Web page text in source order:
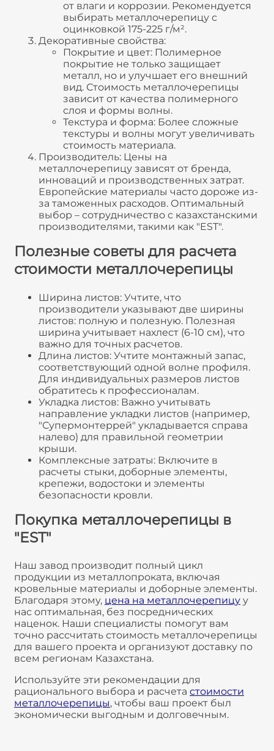
от влаги и коррозии. Рекомендуется
выбирать металлочерепицу с
оцинковкой 175-225 г/м².
Декоративные свойства:
Покрытие и цвет: Полимерное
покрытие не только защищает
металл, но и улучшает его внешний
вид. Стоимость металлочерепицы
зависит от качества полимерного
слоя и формы волны.
Текстура и форма: Более сложные
текстуры и волны могут увеличивать
стоимость материала.
Производитель: Цены на
металлочерепицу зависят от бренда,
инноваций и производственных затрат.
Европейские материалы часто дороже из-
за таможенных расходов. Оптимальный
выбор – сотрудничество с казахстанскими
производителями, такими как "EST".
Полезные советы для расчета
стоимости металлочерепицы
Ширина листов: Учтите, что
производители указывают две ширины
листов: полную и полезную. Полезная
ширина учитывает нахлест (6-10 см), что
важно для точных расчетов.
Длина листов: Учтите монтажный запас,
соответствующий одной волне профиля.
Для индивидуальных размеров листов
обратитесь к профессионалам.
Укладка листов: Важно учитывать
направление укладки листов (например,
"Супермонтеррей" укладывается справа
налево) для правильной геометрии
крыши.
Комплексные затраты: Включите в
расчеты стыки, доборные элементы,
крепежи, водостоки и элементы
безопасности кровли.
Покупка металлочерепицы в
"EST"
Наш завод производит полный цикл
продукции из металлопроката, включая
кровельные материалы и доборные элементы.
Благодаря этому, цена на металлочерепицу у
нас оптимальная, без посреднических
наценок. Наши специалисты помогут вам
точно рассчитать стоимость металлочерепицы
для вашего проекта и организуют доставку по
всем регионам Казахстана.
Используйте эти рекомендации для
рационального выбора и расчета стоимости
металлочерепицы, чтобы ваш проект был
экономически выгодным и долговечным.